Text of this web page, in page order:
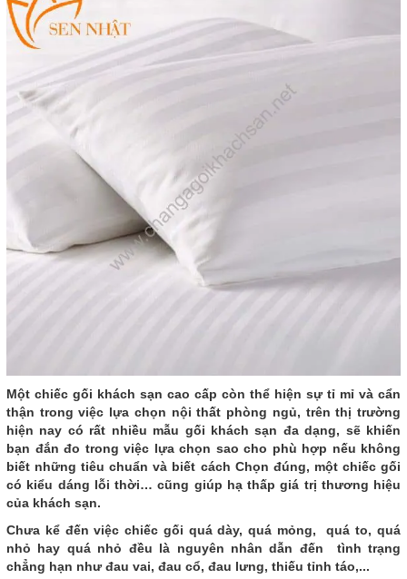
Một chiếc gối khách sạn cao cấp còn thể hiện sự tỉ mỉ và cẩn
thận trong việc lựa chọn nội thất phòng ngủ, trên thị trường
hiện nay có rất nhiều mẫu gối khách sạn đa dạng, sẽ khiến
bạn đắn đo trong việc lựa chọn sao cho phù hợp nếu không
biết những tiêu chuẩn và biết cách Chọn đúng, một chiếc gối
có kiểu dáng lỗi thời… cũng giúp hạ thấp giá trị thương hiệu
của khách sạn.
Chưa kể đến việc chiếc gối quá dày, quá mỏng, quá to, quá
nhỏ hay quá nhỏ đều là nguyên nhân dẫn đến tình trạng
chẳng hạn như đau vai, đau cổ, đau lưng, thiếu tỉnh táo,...